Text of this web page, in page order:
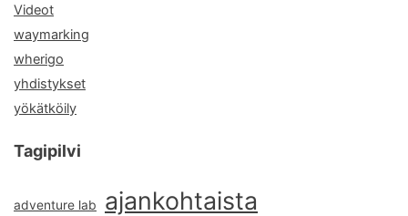
Videot
waymarking
wherigo
yhdistykset
yökätköily
Tagipilvi
adventure lab ajankohtaista